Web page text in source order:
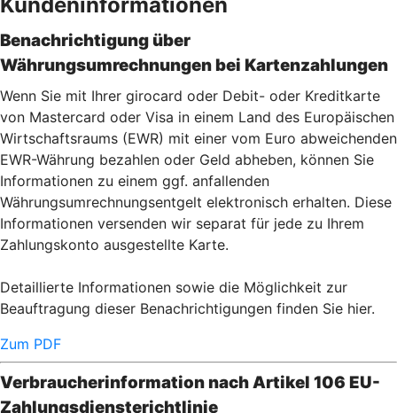
Benachrichtigung über
Währungsumrechnungen bei Kartenzahlungen
Wenn Sie mit Ihrer girocard oder Debit- oder Kreditkarte
von Mastercard oder Visa in einem Land des Europäischen
Wirtschaftsraums (EWR) mit einer vom Euro abweichenden
EWR-Währung bezahlen oder Geld abheben, können Sie
Informationen zu einem ggf. anfallenden
Währungsumrechnungsentgelt elektronisch erhalten. Diese
Informationen versenden wir separat für jede zu Ihrem
Zahlungskonto ausgestellte Karte.
Detaillierte Informationen sowie die Möglichkeit zur
Beauftragung dieser Benachrichtigungen finden Sie hier.
Zum PDF
Verbraucherinformation nach Artikel 106 EU-
Zahlungsdiensterichtlinie